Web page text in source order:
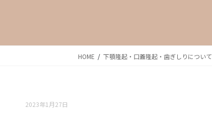
HOME 下顎隆起・口蓋隆起・歯ぎしりについて
2023年1月27日